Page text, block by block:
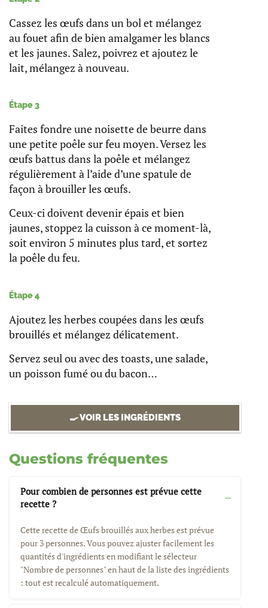
Cassez les œufs dans un bol et mélangez
au fouet afin de bien amalgamer les blancs
et les jaunes. Salez, poivrez et ajoutez le
lait, mélangez à nouveau.
Étape 3
Faites fondre une noisette de beurre dans
une petite poêle sur feu moyen. Versez les
œufs battus dans la poêle et mélangez
régulièrement à l’aide d’une spatule de
façon à brouiller les œufs.
Ceux-ci doivent devenir épais et bien
jaunes, stoppez la cuisson à ce moment-là,
soit environ 5 minutes plus tard, et sortez
la poêle du feu.
Étape 4
Ajoutez les herbes coupées dans les œufs
brouillés et mélangez délicatement.
Servez seul ou avec des toasts, une salade,
un poisson fumé ou du bacon…
🍳 VOIR LES INGRÉDIENTS
Questions fréquentes
Pour combien de personnes est prévue cette
recette ?
Cette recette de Œufs brouillés aux herbes est prévue
pour 3 personnes. Vous pouvez ajuster facilement les
quantités d'ingrédients en modifiant le sélecteur
"Nombre de personnes" en haut de la liste des ingrédients
: tout est recalculé automatiquement.